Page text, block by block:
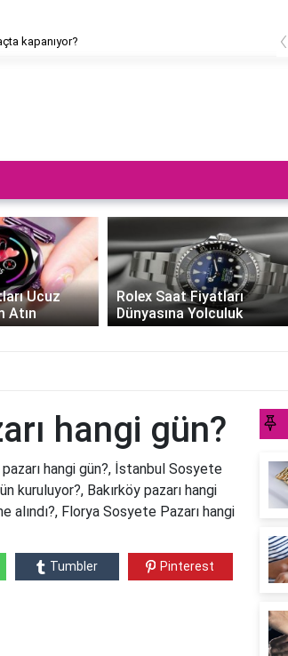
kapanıyor? ‹
Ucuz
Atın
Rolex Saat Fiyatları
Dünyasına Yolculuk
hangi gün?
hangi gün?, İstanbul Sosyete
kuruluyor?, Bakırköy pazarı hangi
alındı?, Florya Sosyete Pazarı hangi
Tumbler Pinterest